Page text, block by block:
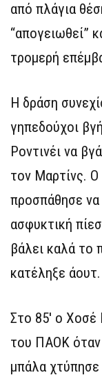
από πλάγια
“απογειωθεί”
τρομερή
Η δράση
γηπεδούχοι
Ροντινέι να
τον Μαρτίνς.
προσπάθησε
ασφυκτική
βάλει καλά το
κατέληξε άουτ.
Στο 85′ ο Χοσέ
του ΠΑΟΚ όταν
μπάλα